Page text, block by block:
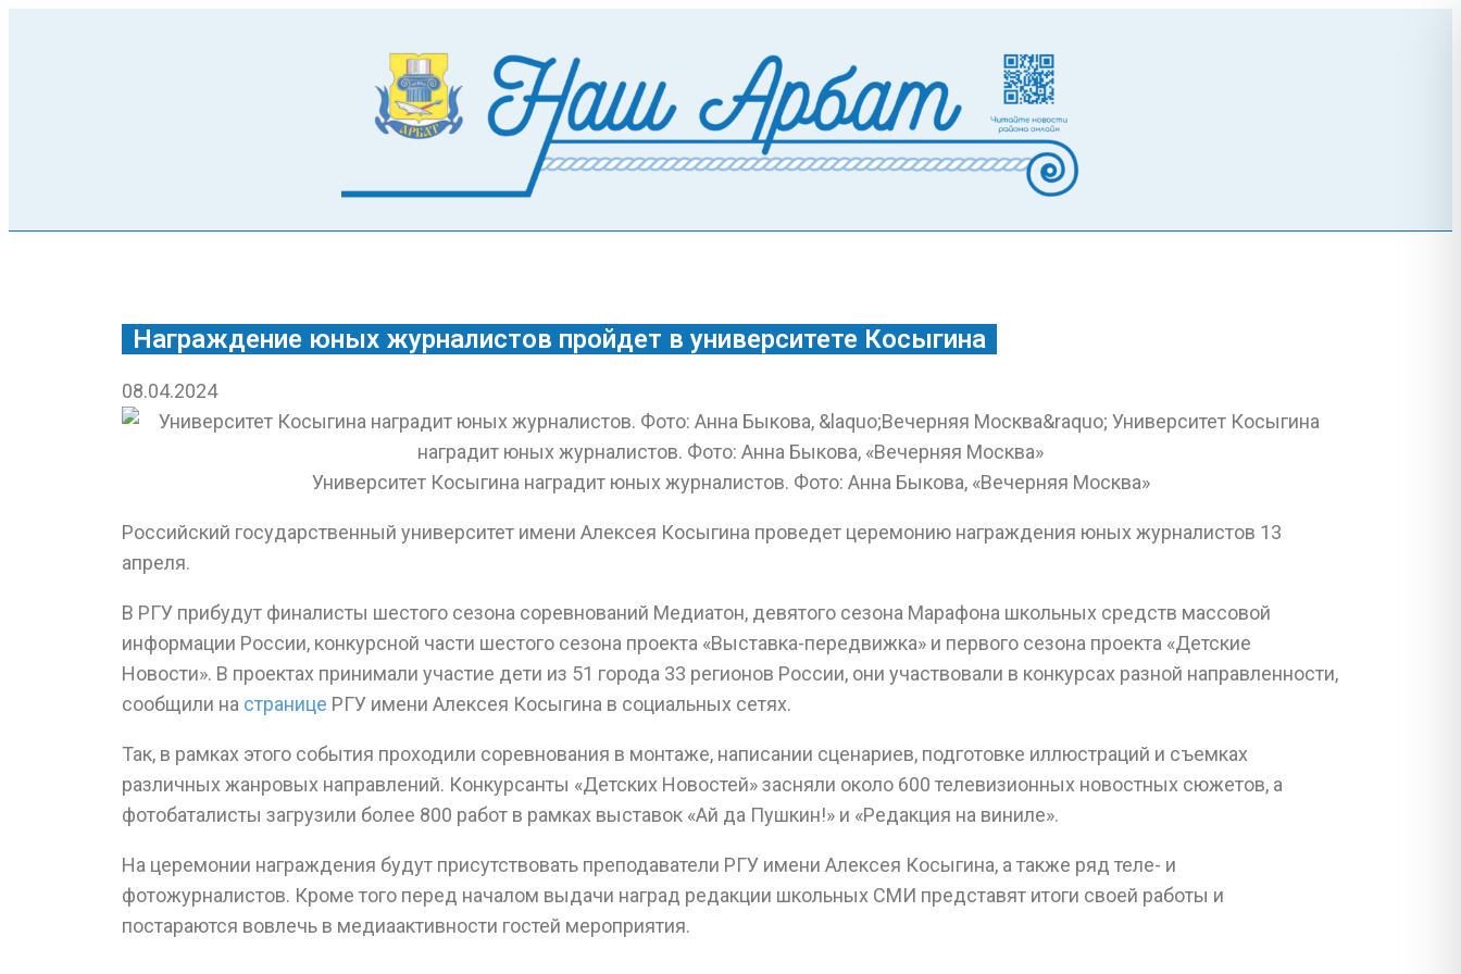
Награждение юных журналистов пройдет в университете Косыгина
08.04.2024
Университет Косыгина наградит юных журналистов. Фото: Анна Быкова, «Вечерняя Москва»
Российский государственный университет имени Алексея Косыгина проведет церемонию награждения юных журналистов 13
апреля.
В РГУ прибудут финалисты шестого сезона соревнований Медиатон, девятого сезона Марафона школьных средств массовой
информации России, конкурсной части шестого сезона проекта «Выставка-передвижка» и первого сезона проекта «Детские
Новости». В проектах принимали участие дети из 51 города 33 регионов России, они участвовали в конкурсах разной направленности,
сообщили на странице РГУ имени Алексея Косыгина в социальных сетях.
Так, в рамках этого события проходили соревнования в монтаже, написании сценариев, подготовке иллюстраций и съемках
различных жанровых направлений. Конкурсанты «Детских Новостей» засняли около 600 телевизионных новостных сюжетов, а
фотобаталисты загрузили более 800 работ в рамках выставок «Ай да Пушкин!» и «Редакция на виниле».
На церемонии награждения будут присутствовать преподаватели РГУ имени Алексея Косыгина, а также ряд теле- и
фотожурналистов. Кроме того перед началом выдачи наград редакции школьных СМИ представят итоги своей работы и
постараются вовлечь в медиаактивности гостей мероприятия.